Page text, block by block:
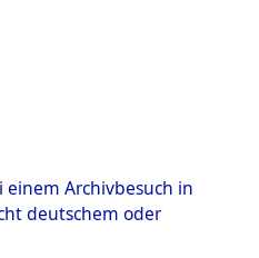
Archivbesuch in
deutschem oder